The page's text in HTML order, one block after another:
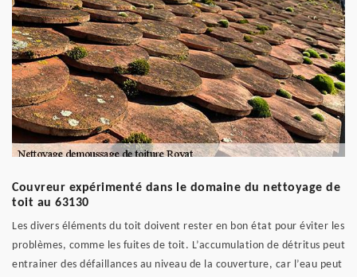
Couvreur expérimenté dans le domaine du nettoyage de
toit au 63130
Les divers éléments du toit doivent rester en bon état pour éviter les
problèmes, comme les fuites de toit. L’accumulation de détritus peut
entrainer des défaillances au niveau de la couverture, car l’eau peut